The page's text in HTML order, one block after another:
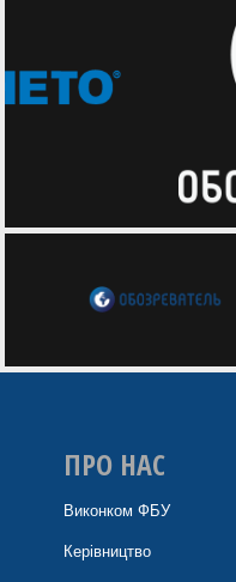
ПРО НАС
Виконком ФБУ
Керівництво